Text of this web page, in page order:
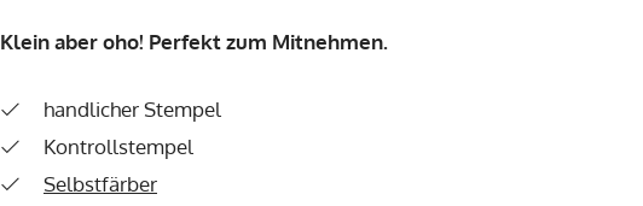
Klein aber oho! Perfekt zum Mitnehmen.
handlicher Stempel
Kontrollstempel
Selbstfärber